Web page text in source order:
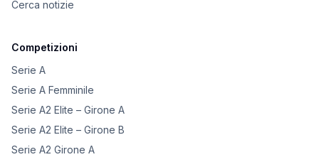
Cerca notizie
Competizioni
Serie A
Serie A Femminile
Serie A2 Elite – Girone A
Serie A2 Elite – Girone B
Serie A2 Girone A